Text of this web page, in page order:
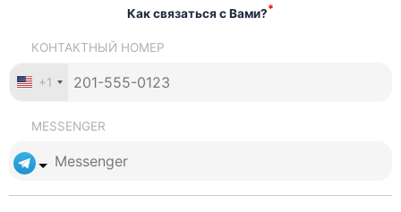
Как связаться с Вами?*
КОНТАКТНЫЙ НОМЕР
+1
MESSENGER